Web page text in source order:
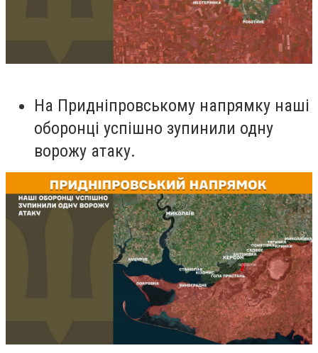
На Придніпровському напрямку наші
оборонці успішно зупинили одну
ворожу атаку.